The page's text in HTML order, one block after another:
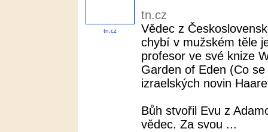
tn.cz
tn.cz
Vědec z
chybí v mužském těle
profesor ve své knize
Garden of Eden (Co
izraelských novin
Bůh stvořil Evu z
vědec. Za svou ...